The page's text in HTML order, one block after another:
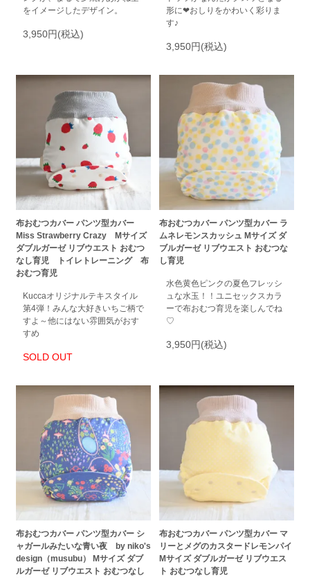
をイメージしたデザイン。
3,950円(税込)
形に❤おしりをかわいく彩りま
す♪
3,950円(税込)
布おむつカバー パンツ型カバー
Miss Strawberry Crazy Mサイズ
ダブルガーゼ リブウエスト おむつ
なし育児 トイレトレーニング 布
おむつ育児
Kuccaオリジナルテキスタイル
第4弾！みんな大好きいちご柄で
すよ～他にはない雰囲気がおす
すめ
SOLD OUT
布おむつカバー パンツ型カバー ラ
ムネレモンスカッシュ Mサイズ ダ
ブルガーゼ リブウエスト おむつな
し育児
水色黄色ピンクの夏色フレッシ
ュな水玉！！ユニセックスカラ
ーで布おむつ育児を楽しんでね
♡
3,950円(税込)
布おむつカバー パンツ型カバー シ
ャガールみたいな青い夜 by niko's
design（musubu） Mサイズ ダブ
ルガーゼ リブウエスト おむつなし
布おむつカバー パンツ型カバー マ
リーとメグのカスタードレモンパイ
Mサイズ ダブルガーゼ リブウエス
ト おむつなし育児